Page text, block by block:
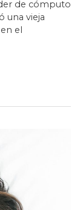
de cómputo
una vieja
el